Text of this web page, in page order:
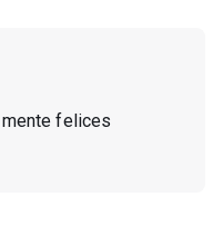
mente felices